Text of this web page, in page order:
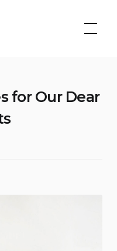
for Our Dear